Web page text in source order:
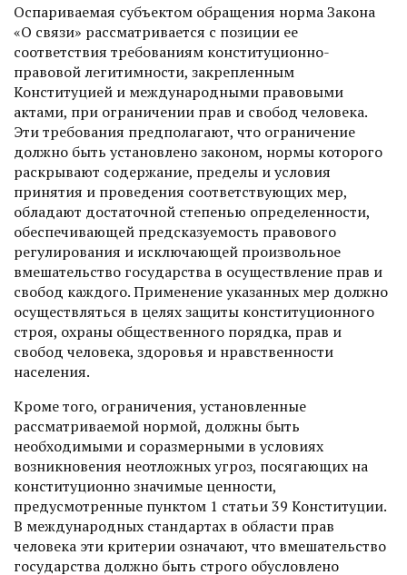
Оспариваемая субъектом обращения норма Закона
«О связи» рассматривается с позиции ее
соответствия требованиям конституционно-
правовой легитимности, закрепленным
Конституцией и международными правовыми
актами, при ограничении прав и свобод человека.
Эти требования предполагают, что ограничение
должно быть установлено законом, нормы которого
раскрывают содержание, пределы и условия
принятия и проведения соответствующих мер,
обладают достаточной степенью определенности,
обеспечивающей предсказуемость правового
регулирования и исключающей произвольное
вмешательство государства в осуществление прав и
свобод каждого. Применение указанных мер должно
осуществляться в целях защиты конституционного
строя, охраны общественного порядка, прав и
свобод человека, здоровья и нравственности
населения.
Кроме того, ограничения, установленные
рассматриваемой нормой, должны быть
необходимыми и соразмерными в условиях
возникновения неотложных угроз, посягающих на
конституционно значимые ценности,
предусмотренные пунктом 1 статьи 39 Конституции.
В международных стандартах в области прав
человека эти критерии означают, что вмешательство
государства должно быть строго обусловлено